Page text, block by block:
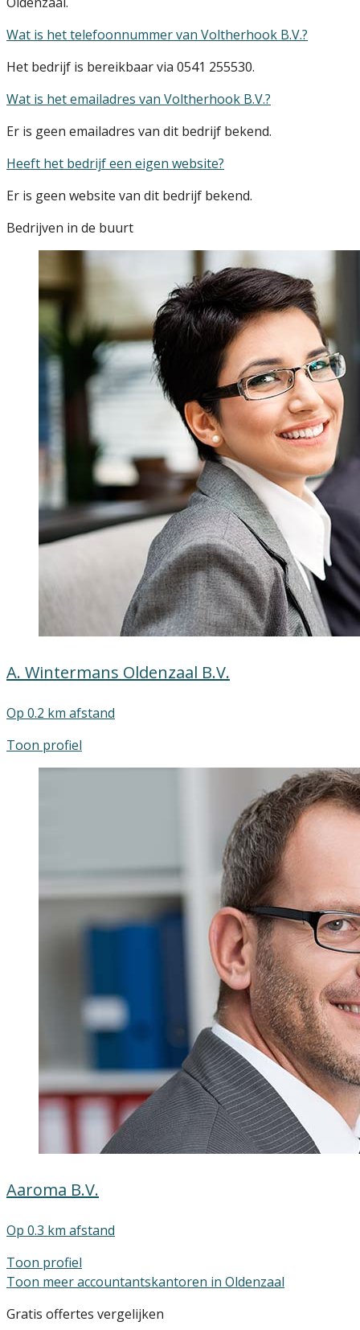
Wat is het telefoonnummer van Voltherhook B.V.?
Het bedrijf is bereikbaar via 0541 255530.
Wat is het emailadres van Voltherhook B.V.?
Er is geen emailadres van dit bedrijf bekend.
Heeft het bedrijf een eigen website?
Er is geen website van dit bedrijf bekend.
Bedrijven in de buurt
A. Wintermans Oldenzaal B.V.
Op 0.2 km afstand
Toon profiel
Aaroma B.V.
Op 0.3 km afstand
Toon profiel
Toon meer accountantskantoren in Oldenzaal
Gratis offertes vergelijken